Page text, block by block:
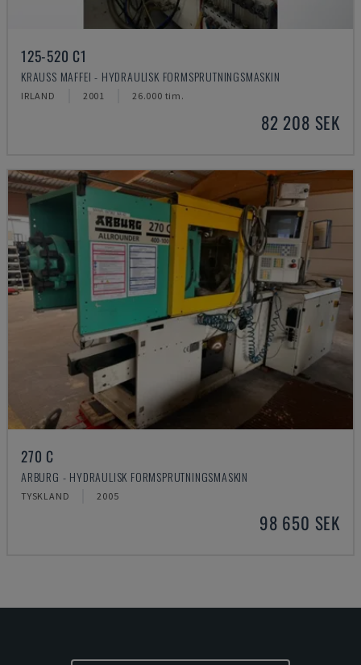
125-520 C1
KRAUSS MAFFEI - HYDRAULISK FORMSPRUTNINGSMASKIN
IRLAND 2001 26.000 tim.
82 208 SEK
270 C
ARBURG - HYDRAULISK FORMSPRUTNINGSMASKIN
TYSKLAND 2005
98 650 SEK